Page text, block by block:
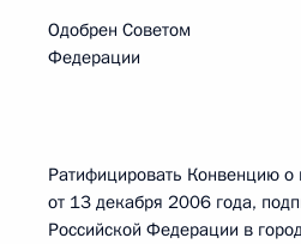
Одобрен Советом
Федерации 27
Ратифицировать Конвенцию о
от 13 декабря 2006 года,
Российской Федерации в